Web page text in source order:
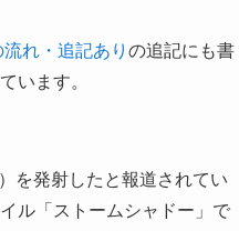
れ・追記あり の追記にも書
います。
を発射したと報道されてい
ル「ストームシャドー」で